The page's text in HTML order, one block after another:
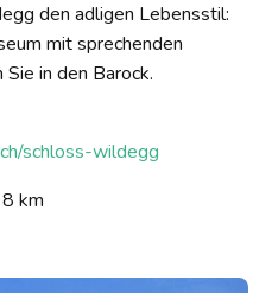
den adligen Lebensstil:
mit sprechenden
in den Barock.
schloss-wildegg
8 km